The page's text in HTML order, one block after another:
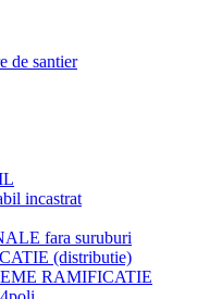
de santier
incastrat
fara suruburi
(distributie)
RAMIFICATIE